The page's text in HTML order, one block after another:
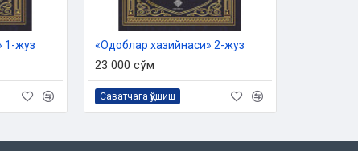
1-жуз «Одоблар хазийнаси» 2-жуз
23 000 сўм
Саватчага қўшиш